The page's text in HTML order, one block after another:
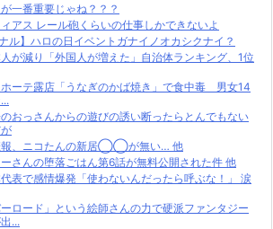
一番重要じゃね？？？
アス レール砲くらいの仕事しかできないよ
ル】ハロの日イベントガナイノオカシクナイ？
人が減り「外国人が増えた」自治体ランキング、1位
ホーテ露店「うなぎのかば焼き」で食中毒 男女14
のおっさんからの遊びの誘い断ったらとんでもない
報、ニコたんの新居◯◯が無い… 他
ーさんの堕落ごはん第6話が無料公開された件 他
代表で感情爆発「使わないんだったら呼ぶな！」 涙
ーロード」という絵師さんの力で硬派ファンタジー
...